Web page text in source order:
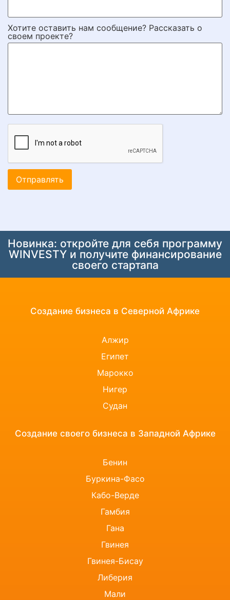
Хотите оставить нам сообщение? Рассказать о
своем проекте?
Новинка: откройте для себя программу
WINVESTY и получите финансирование
своего стартапа
Создание бизнеса в Северной Африке
Алжир
Египет
Марокко
Нигер
Судан
Создание своего бизнеса в Западной Африке
Бенин
Буркина-Фасо
Кабо-Верде
Гамбия
Гана
Гвинея
Гвинея-Бисау
Либерия
Мали